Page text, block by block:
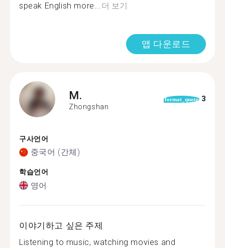
speak English more... 더 보기
앱 다운로드
M.
Zhongshan
format_quote 3
구사언어
중국어 (간체)
학습언어
영어
이야기하고 싶은 주제
Listening to music, watching movies and